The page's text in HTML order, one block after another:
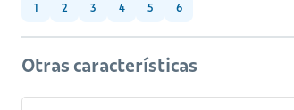
1 2 3 4 5 6
Otras características